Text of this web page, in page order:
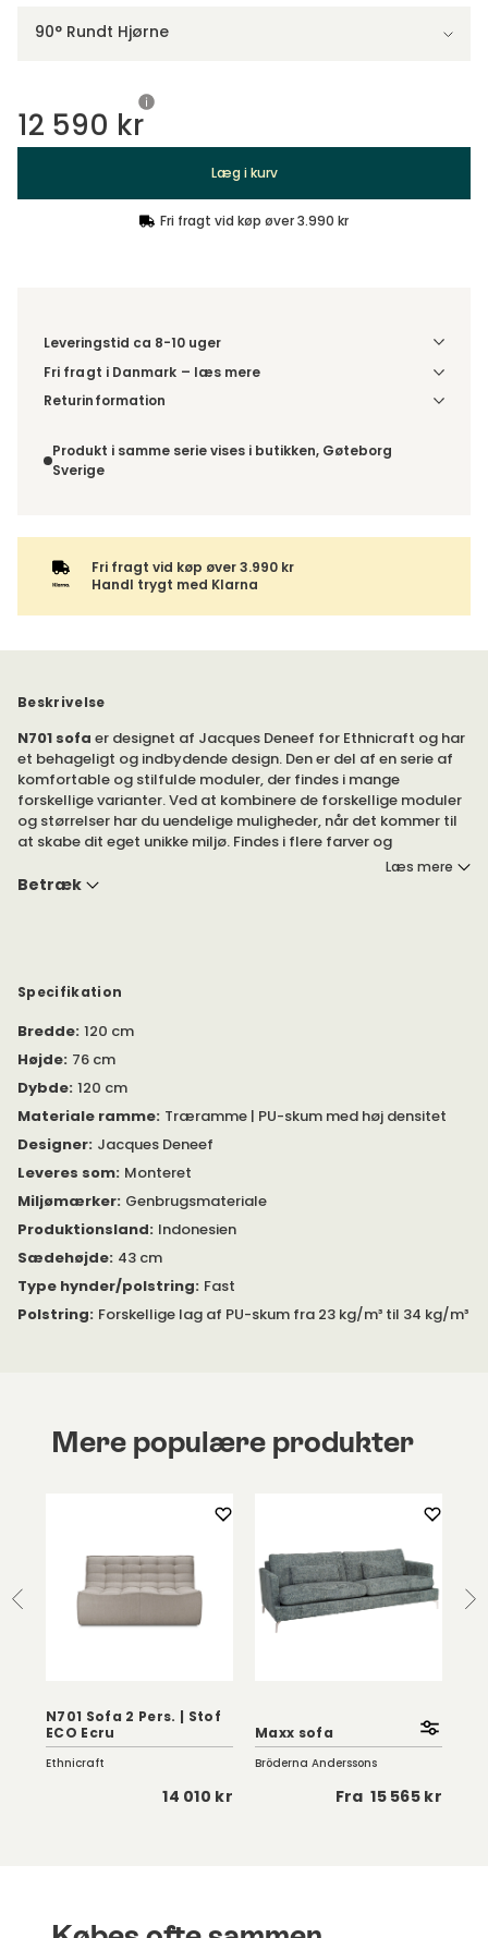
90° Rundt Hjørne
12 590 kr
Læg i kurv
Fri fragt vid køp øver 3.990 kr
Leveringstid ca 8-10 uger
Fri fragt i Danmark – læs mere
Denne vare leveres til din dør/tomtgrænse. Inden levering
produkter, sendes hele ordren samlet.
Returinformation
fortrydelsesret.
Produkt i samme serie vises i butikken, Gøteborg
Sverige
Fri fragt vid køp øver 3.990 kr
Handl trygt med Klarna
Beskrivelse
N701 sofa er designet af Jacques Deneef for Ethnicraft og har
et behageligt og indbydende design. Den er del af en serie af
komfortable og stilfulde moduler, der findes i mange
forskellige varianter. Ved at kombinere de forskellige moduler
og størrelser har du uendelige muligheder, når det kommer til
at skabe dit eget unikke miljø. Findes i flere farver og
Læs mere
Betræk
Specifikation
Bredde: 120 cm
Højde: 76 cm
Dybde: 120 cm
Materiale ramme: Træramme | PU-skum med høj densitet
Designer: Jacques Deneef
Leveres som: Monteret
Miljømærker: Genbrugsmateriale
Produktionsland: Indonesien
Sædehøjde: 43 cm
Type hynder/polstring: Fast
Polstring: Forskellige lag af PU-skum fra 23 kg/m³ til 34 kg/m³
Mere populære produkter
N701 Sofa 2 Pers. | Stof
ECO Ecru
Ethnicraft
14 010 kr
Maxx sofa
Bröderna Anderssons
Fra 15 565 kr